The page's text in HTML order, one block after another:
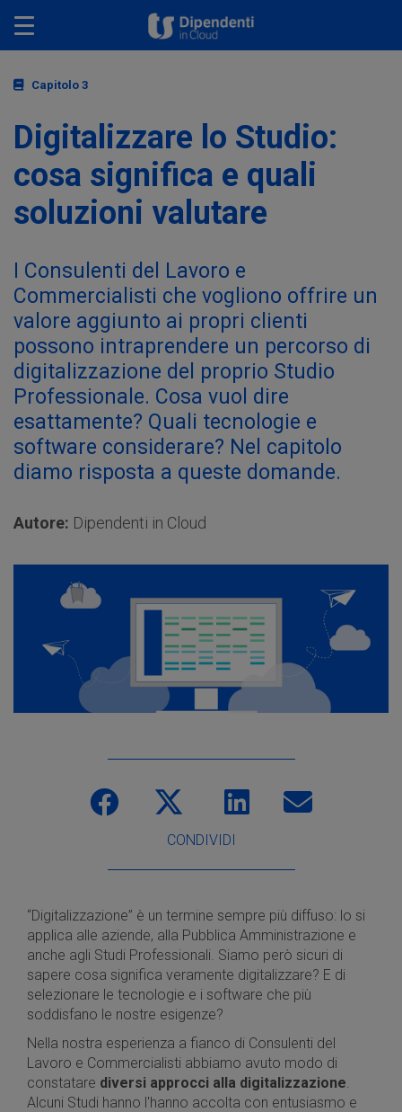
Toggle navigation
Capitolo 3
Digitalizzare lo Studio:
cosa significa e quali
soluzioni valutare
I Consulenti del Lavoro e
Commercialisti che vogliono offrire un
valore aggiunto ai propri clienti
possono intraprendere un percorso di
digitalizzazione del proprio Studio
Professionale. Cosa vuol dire
esattamente? Quali tecnologie e
software considerare? Nel capitolo
diamo risposta a queste domande.
Autore: Dipendenti in Cloud
CONDIVIDI
“Digitalizzazione” è un termine sempre più diffuso: lo si
applica alle aziende, alla Pubblica Amministrazione e
anche agli Studi Professionali. Siamo però sicuri di
sapere cosa significa veramente digitalizzare? E di
selezionare le tecnologie e i software che più
soddisfano le nostre esigenze?
Nella nostra esperienza a fianco di Consulenti del
Lavoro e Commercialisti abbiamo avuto modo di
constatare diversi approcci alla digitalizzazione.
Alcuni Studi hanno l'hanno accolta con entusiasmo e